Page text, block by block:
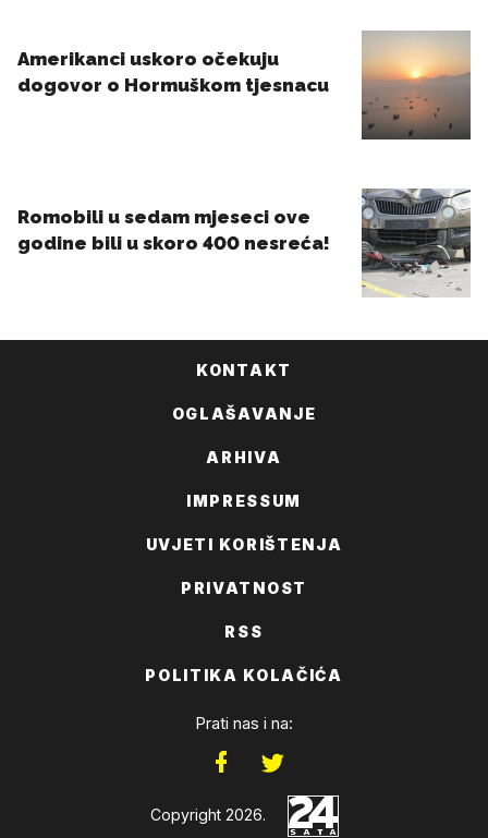
KONTAKT
OGLAŠAVANJE
ARHIVA
IMPRESSUM
UVJETI KORIŠTENJA
PRIVATNOST
RSS
POLITIKA KOLAČIĆA
Prati nas i na:
Copyright 2026.